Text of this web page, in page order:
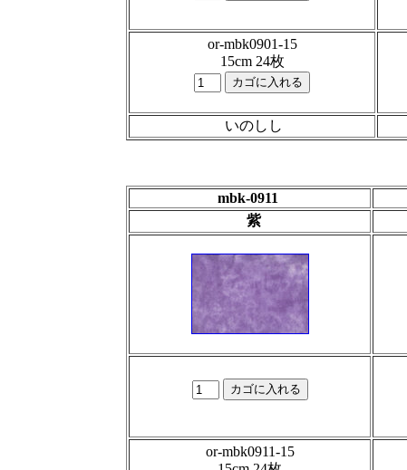
or-mbk0901-15
15cm 24枚
いのしし
mbk-0911
紫
or-mbk0911-15